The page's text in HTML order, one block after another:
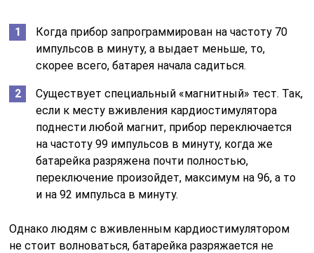
Когда прибор запрограммирован на частоту 70
импульсов в минуту, а выдает меньше, то,
скорее всего, батарея начала садиться.
Существует специальный «магнитный» тест. Так,
если к месту вживления кардиостимулятора
поднести любой магнит, прибор переключается
на частоту 99 импульсов в минуту, когда же
батарейка разряжена почти полностью,
переключение произойдет, максимум на 96, а то
и на 92 импульса в минуту.
Однако людям с вживленным кардиостимулятором
не стоит волноваться, батарейка разряжается не